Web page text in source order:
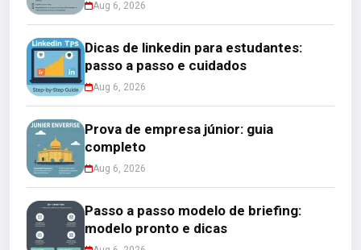
Aug 6, 2026
Dicas de linkedin para estudantes:
passo a passo e cuidados
Aug 6, 2026
Prova de empresa júnior: guia
completo
Aug 6, 2026
Passo a passo modelo de briefing:
modelo pronto e dicas